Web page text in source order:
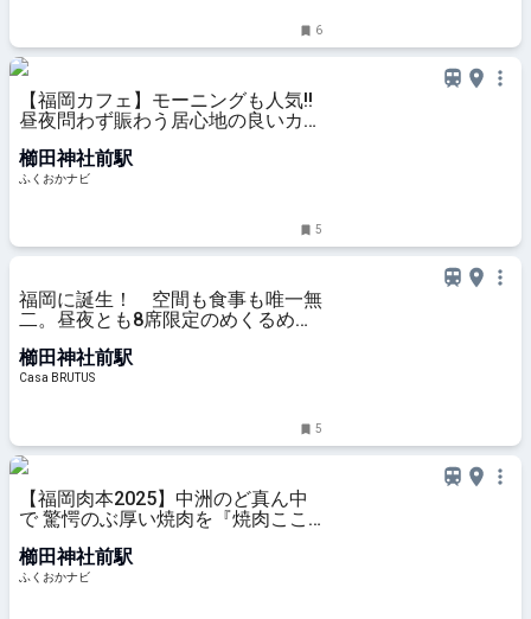
6
【福岡カフェ】モーニングも人気!!
昼夜問わず賑わう居心地の良いカフ
ふくおかナビ
櫛田神社前駅
ふくおかナビ
5
福岡に誕生！ 空間も食事も唯一無
二。昼夜とも8席限定のめくるめく
櫛田神社前駅
Casa BRUTUS
5
【福岡肉本2025】中洲のど真ん中
で 驚愕のぶ厚い焼肉を『焼肉ここ
櫛田神社前駅
ふくおかナビ